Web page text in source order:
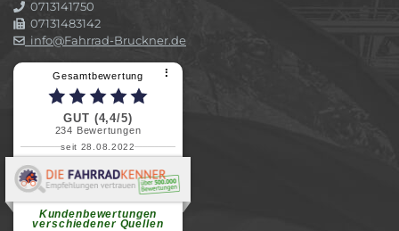
0713141750
07131483142
info@Fahrrad-Bruckner.de
Gesamtbewertung ⠇
GUT (4,4/5)
234 Bewertungen
seit 28.08.2022
Kundenbewertungen
verschiedener Quellen
Elvira B.
Superschnelle und freundliche
weiterlesen